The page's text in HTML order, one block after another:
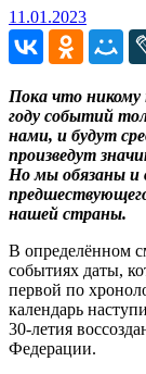
11.01.2023
Пока что никому
году событий
нами, и будут
произведут
Но мы обязаны и
нашей страны.
В определённом
событиях даты,
первой по
календарь
30-летия
Федерации.